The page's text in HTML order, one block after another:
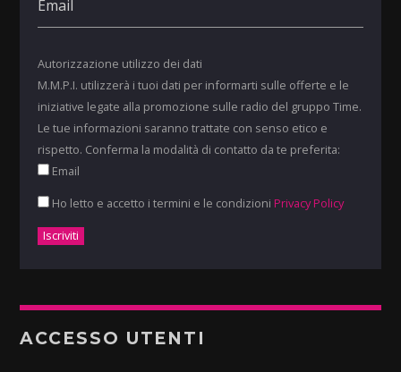
Autorizzazione utilizzo dei dati
M.M.P.I. utilizzerà i tuoi dati per informarti sulle offerte e le
iniziative legate alla promozione sulle radio del gruppo Time.
Le tue informazioni saranno trattate con senso etico e
rispetto. Conferma la modalità di contatto da te preferita:
Email
Ho letto e accetto i termini e le condizioni Privacy Policy
ACCESSO UTENTI